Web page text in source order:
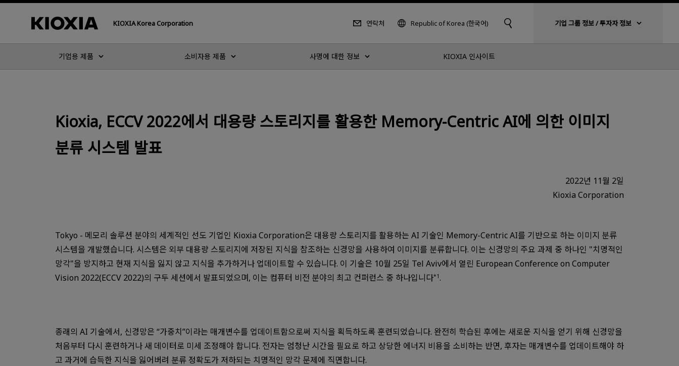
KIOXIA Korea Corporation 연락처 Republic of Korea (한국어) 기업 그룹 정보 / 투자자 정보
기업용 제품 소비자용 제품 사명에 대한 정보 KIOXIA 인사이트
Kioxia, ECCV 2022에서 대용량 스토리지를 활용한 Memory-Centric AI에 의한 이미지
분류 시스템 발표
2022년 11월 2일
Kioxia Corporation
Tokyo - 메모리 솔루션 분야의 세계적인 선도 기업인 Kioxia Corporation은 대용량 스토리지를 활용하는 AI 기술인 Memory-Centric AI를 기반으로 하는 이미지 분류
시스템을 개발했습니다. 시스템은 외부 대용량 스토리지에 저장된 지식을 참조하는 신경망을 사용하여 이미지를 분류합니다. 이는 신경망의 주요 과제 중 하나인 "치명적인
망각"을 방지하고 현재 지식을 잃지 않고 지식을 추가하거나 업데이트할 수 있습니다. 이 기술은 10월 25일 Tel Aviv에서 열린 European Conference on Computer
Vision 2022(ECCV 2022)의 구두 세션에서 발표되었으며, 이는 컴퓨터 비전 분야의 최고 컨퍼런스 중 하나입니다*1.
종래의 AI 기술에서, 신경망은 “가중치”이라는 매개변수를 업데이트함으로써 지식을 획득하도록 훈련되었습니다. 완전히 학습된 후에는 새로운 지식을 얻기 위해 신경망을
처음부터 다시 훈련하거나 새 데이터로 미세 조정해야 합니다. 전자는 엄청난 시간을 필요로 하고 상당한 에너지 비용을 소비하는 반면, 후자는 매개변수를 업데이트해야 하
고 과거에 습득한 지식을 잃어버려 분류 정확도가 저하되는 치명적인 망각 문제에 직면합니다.